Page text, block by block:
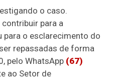
o caso.
para a
para o esclarecimento do
repassadas de forma
, pelo WhatsApp (67)
ao Setor de